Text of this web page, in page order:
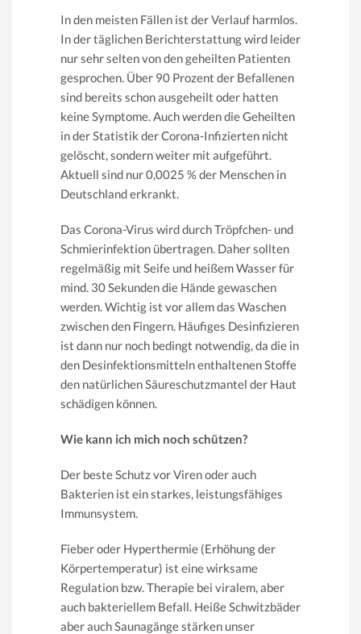
In den meisten Fällen ist der Verlauf harmlos.
In der täglichen Berichterstattung wird leider
nur sehr selten von den geheilten Patienten
gesprochen. Über 90 Prozent der Befallenen
sind bereits schon ausgeheilt oder hatten
keine Symptome. Auch werden die Geheilten
in der Statistik der Corona-Infizierten nicht
gelöscht, sondern weiter mit aufgeführt.
Aktuell sind nur 0,0025 % der Menschen in
Deutschland erkrankt.
Das Corona-Virus wird durch Tröpfchen- und
Schmierinfektion übertragen. Daher sollten
regelmäßig mit Seife und heißem Wasser für
mind. 30 Sekunden die Hände gewaschen
werden. Wichtig ist vor allem das Waschen
zwischen den Fingern. Häufiges Desinfizieren
ist dann nur noch bedingt notwendig, da die in
den Desinfektionsmitteln enthaltenen Stoffe
den natürlichen Säureschutzmantel der Haut
schädigen können.
Wie kann ich mich noch schützen?
Der beste Schutz vor Viren oder auch
Bakterien ist ein starkes, leistungsfähiges
Immunsystem.
Fieber oder Hyperthermie (Erhöhung der
Körpertemperatur) ist eine wirksame
Regulation bzw. Therapie bei viralem, aber
auch bakteriellem Befall. Heiße Schwitzbäder
aber auch Saunagänge stärken unser